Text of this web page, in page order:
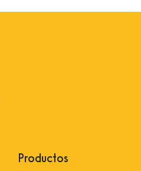
Productos